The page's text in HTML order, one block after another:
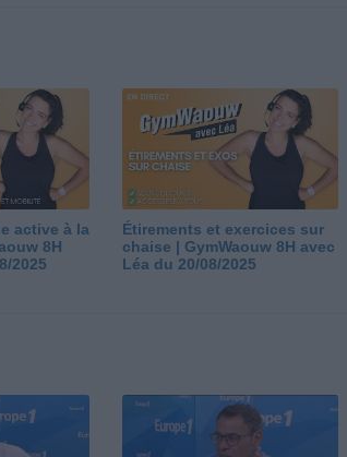
active à la
8H
2025
Étirements et exercices sur
chaise | GymWaouw 8H avec
Léa du 20/08/2025